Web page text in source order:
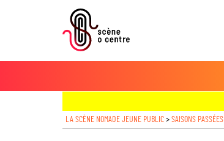
LA SCÈNE NOMADE JEUNE PUBLIC > SAISONS PASSÉES